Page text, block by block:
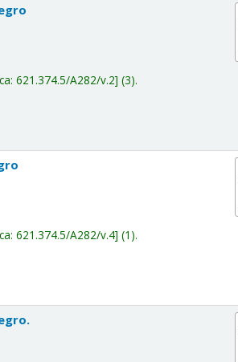
621.374.5/A282/v.2 (3).
621.374.5/A282/v.4 (1).